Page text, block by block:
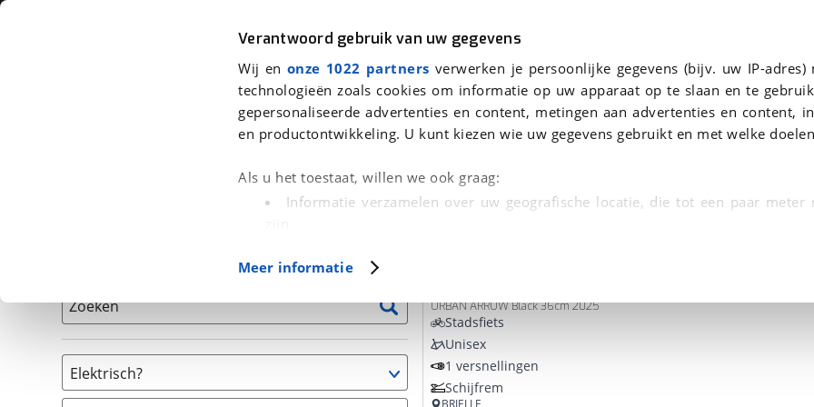
Verantwoord gebruik van uw gegevens
Wij en onze 1022 partners verwerken je persoonlijke gegevens (bijv. uw IP-adres)
technologieën zoals cookies om informatie op uw apparaat op te slaan en te
gepersonaliseerde advertenties en content, metingen aan advertenties en content,
en productontwikkeling. U kunt kiezen wie uw gegevens gebruikt en met welke
Als u het toestaat, willen we ook graag:
Informatie verzamelen over uw geografische locatie, die tot een paar meter
(fingerprinting)
in. U kunt uw toestemming op elk moment wijzigen of
Cookieverklaring.
Met cookies en vergelijkbare technieken zorgen we voor een betere en meer
Functionele cookies zorgen ervoor dat de website goed werkt. Ook gebruiken we
Meer informatie
Auto Fiets Motor
We hebben 273 fietsen voor je gevonden
Zoeken
Elektrisch?
Niet elektrisch (1)
URBAN ARROW Black 36cm 2025
Stadsfiets
Unisex
1 versnellingen
Schijfrem
BRIELLE